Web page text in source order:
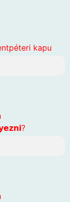
kapu